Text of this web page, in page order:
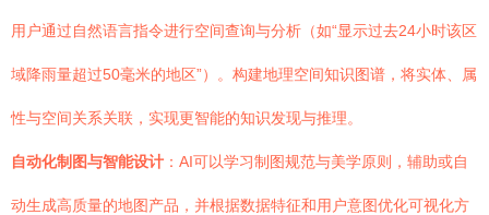
用户通过自然语言指令进行空间查询与分析（如“显示过去24小时该区
域降雨量超过50毫米的地区”）。构建地理空间知识图谱，将实体、属
性与空间关系关联，实现更智能的知识发现与推理。
自动化制图与智能设计 ：AI可以学习制图规范与美学原则，辅助或自
动生成高质量的地图产品，并根据数据特征和用户意图优化可视化方